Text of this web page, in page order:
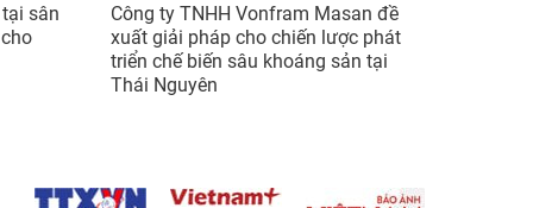
sân
Công ty TNHH Vonfram Masan đề
xuất giải pháp cho chiến lược phát
triển chế biến sâu khoáng sản tại
Thái Nguyên